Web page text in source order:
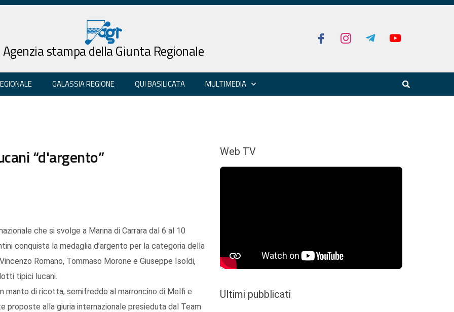
Agenzia stampa della Giunta Regionale
GALASSIA REGIONE QUI BASILICATA MULTIMEDIA
“d'argento”
che si svolge a Marina di Carrara dal 6 al 10
conquista la medaglia d’argento per la categoria della
Romano, Tommaso Morone e Giuseppe Isoldi,
tipici lucani.
manto di ricotta, semifreddo al marroncino di Melfi e
alla giuria internazionale presieduta dal Team
Web TV
Ultimi pubblicati